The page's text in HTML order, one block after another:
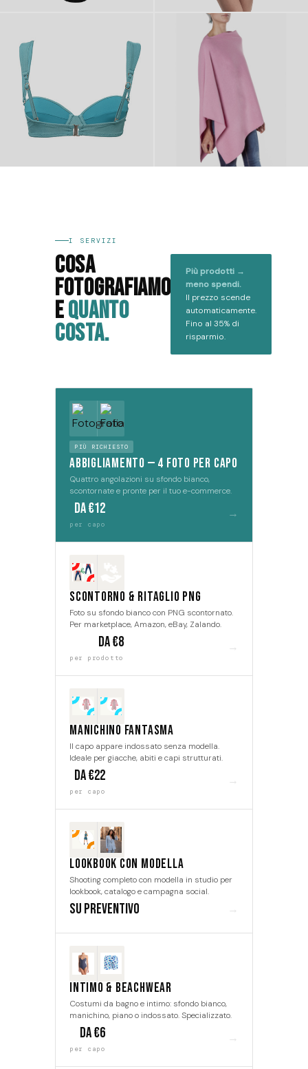
I SERVIZI
COSA
FOTOGRAFIAMO
EQUANTO
COSTA.
Più prodotti →
meno spendi.
Il prezzo scende
automaticamente.
Fino al 35% di
risparmio.
PIÙ RICHIESTO
Abbigliamento — 4 foto per capo
Quattro angolazioni su sfondo bianco,
scontornate e pronte per il tuo e-commerce.
da €12
per capo
→
Scontorno & Ritaglio PNG
Foto su sfondo bianco con PNG scontornato.
Per marketplace, Amazon, eBay, Zalando.
da €8
per prodotto
→
Manichino Fantasma
Il capo appare indossato senza modella.
Ideale per giacche, abiti e capi strutturati.
da €22
per capo
→
Lookbook con modella
Shooting completo con modella in studio per
lookbook, catalogo e campagna social.
Su preventivo →
Intimo & Beachwear
Costumi da bagno e intimo: sfondo bianco,
manichino, piano o indossato. Specializzato.
da €6
per capo
→